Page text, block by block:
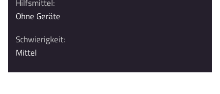
Hilfsmittel:
Ohne Geräte
Schwierigkeit:
Mittel